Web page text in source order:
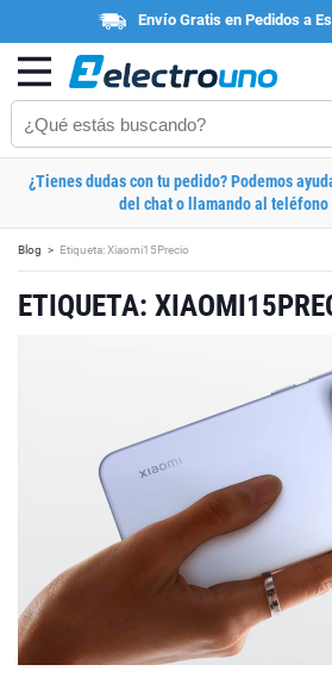
Envío Gratis en Pedidos a
¿Tienes dudas con tu pedido? Podemos
del chat o llamando al teléfono
Blog Etiqueta: Xiaomi15Precio
ETIQUETA: